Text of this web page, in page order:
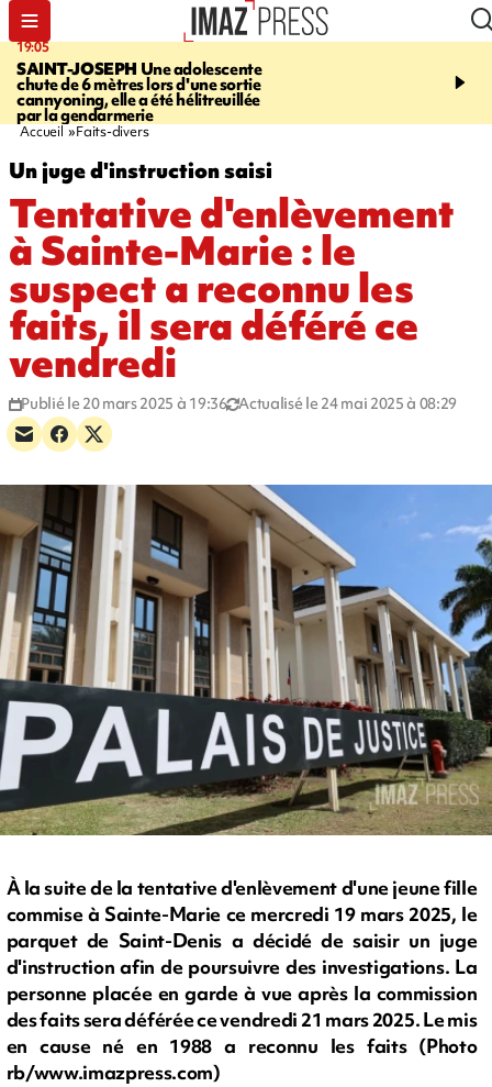
19:05
SAINT-JOSEPH Une adolescente
chute de 6 mètres lors d'une sortie
cannyoning, elle a été hélitreuillée
par la gendarmerie
20:44
rouée de coups,
Accueil Faits-divers
Un juge d'instruction saisi
Tentative d'enlèvement
à Sainte-Marie : le
suspect a reconnu les
faits, il sera déféré ce
vendredi
Publié le 20 mars 2025 à 19:36 Actualisé le 24 mai 2025 à 08:29
À la suite de la tentative d'enlèvement d'une jeune fille
commise à Sainte-Marie ce mercredi 19 mars 2025, le
parquet de Saint-Denis a décidé de saisir un juge
d'instruction afin de poursuivre des investigations. La
personne placée en garde à vue après la commission
des faits sera déférée ce vendredi 21 mars 2025. Le mis
en cause né en 1988 a reconnu les faits (Photo
rb/www.imazpress.com)